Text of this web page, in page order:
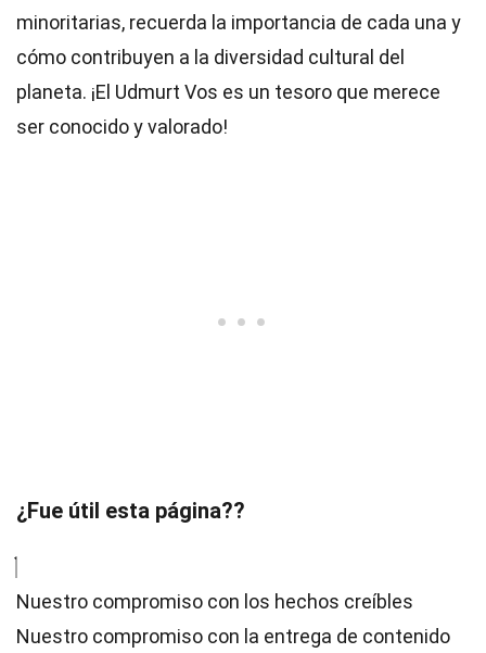
minoritarias, recuerda la importancia de cada una y
cómo contribuyen a la diversidad cultural del
planeta. ¡El Udmurt Vos es un tesoro que merece
ser conocido y valorado!
¿Fue útil esta página??
Nuestro compromiso con los hechos creíbles
Nuestro compromiso con la entrega de contenido